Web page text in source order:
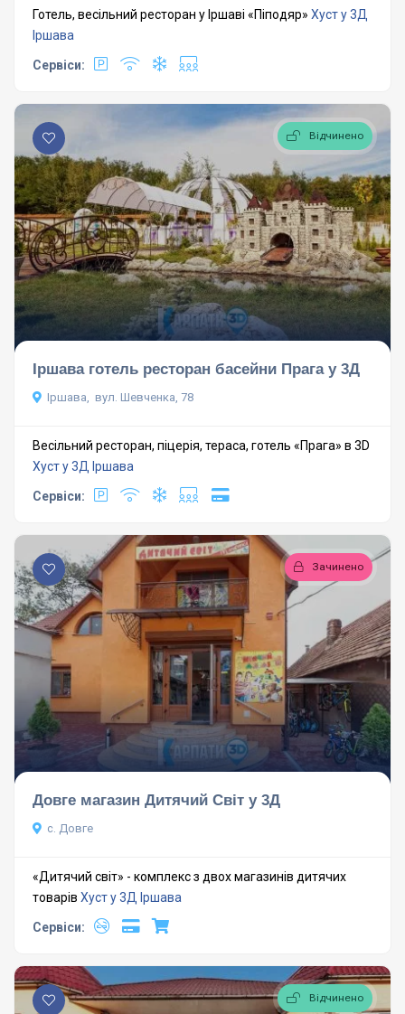
Готель, весільний ресторан у Іршаві «Піподяр» Хуст у 3Д
Іршава
Сервіси:
Відчинено
Іршава готель ресторан басейни Прага у 3Д
Іршава, вул. Шевченка, 78
Весільний ресторан, піцерія, тераса, готель «Прага» в 3D
Хуст у 3Д
Іршава
Сервіси:
Зачинено
Довге магазин Дитячий Світ у 3Д
с. Довге
«Дитячий світ» - комплекс з двох магазинів дитячих
товарів Хуст у 3Д Іршава
Сервіси:
Відчинено